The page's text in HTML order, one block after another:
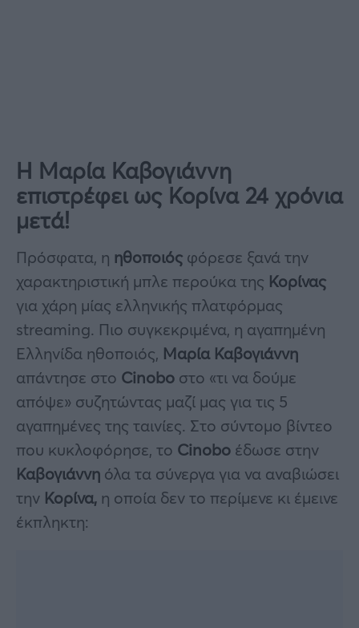
Η Μαρία Καβογιάννη
επιστρέφει ως Κορίνα 24 χρόνια
μετά!
Πρόσφατα, η ηθοποιός φόρεσε ξανά την
χαρακτηριστική μπλε περούκα της Κορίνας
για χάρη μίας ελληνικής πλατφόρμας
streaming. Πιο συγκεκριμένα, η αγαπημένη
Ελληνίδα ηθοποιός, Μαρία Καβογιάννη
απάντησε στο Cinobo στο «τι να δούμε
απόψε» συζητώντας μαζί μας για τις 5
αγαπημένες της ταινίες. Στο σύντομο βίντεο
που κυκλοφόρησε, το Cinobo έδωσε στην
Καβογιάννη όλα τα σύνεργα για να αναβιώσει
την Κορίνα, η οποία δεν το περίμενε κι έμεινε
έκπληκτη: